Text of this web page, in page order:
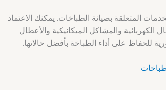
المتعلقة بصيانة الطباخات. يمكنك الاعتماد
والمشاكل الميكانيكية والأعطال
للحفاظ على أداء الطباخة بأفضل حالاتها.